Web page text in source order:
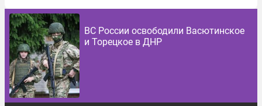
ВС России освободили Васютинское
и Торецкое в ДНР